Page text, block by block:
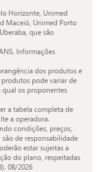
Horizonte, Unimed
Maceió, Unimed Porto
que são
Informações
dos produtos e
pode variar de
qual os proponentes
a tabela completa de
a operadora.
condições, preços,
de responsabilidade
estar sujeitas a
do plano, respeitadas
08/2026